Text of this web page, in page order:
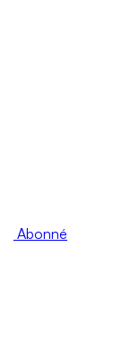
Abonné